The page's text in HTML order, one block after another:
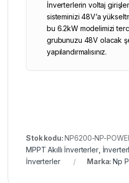
İnverterlerin voltaj
sisteminizi 48V’a
bu 6.2kW modelimizi
grubunuzu 48V olacak
yapılandırmalısınız.
Stok kodu:NP6200-NP-
MPPT Akıllı İnverterler,
İnverterler
Marka:Np